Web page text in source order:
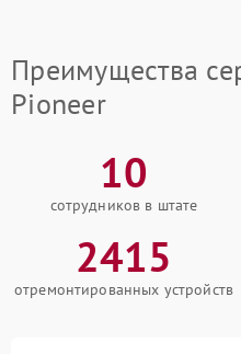
Преимущества
Pioneer
10
сотрудников в штате
2415
отремонтированных устройств